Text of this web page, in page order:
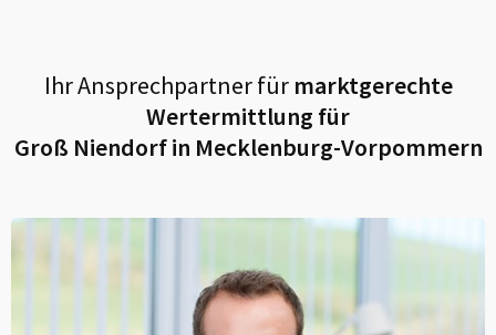
Ihr Ansprechpartner fürmarktgerechte
Wertermittlung für
Groß Niendorf in Mecklenburg-Vorpommern